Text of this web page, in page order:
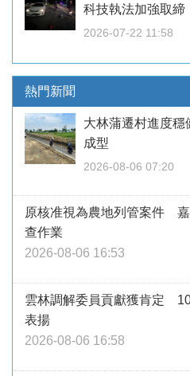
科技執法加強取締
2026-07-22 11:58
熱門新聞
大林蒲遷村進度
成型
2026-08-06 07:20
原核准視為農地列管案件
查作業
2026-08-06 16:53
雲林調解委員貢獻獲肯定
表揚
2026-08-06 16:58